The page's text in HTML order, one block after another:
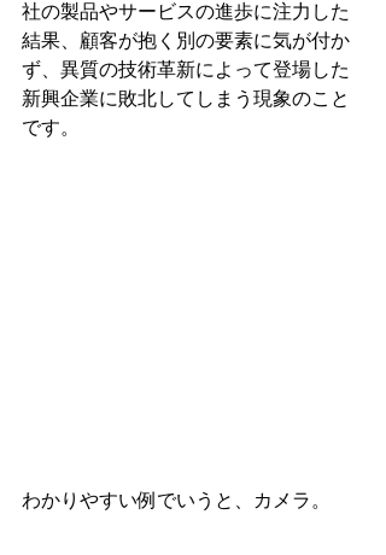
社の製品やサービスの進歩に注力した
結果、顧客が抱く別の要素に気が付か
ず、異質の技術革新によって登場した
新興企業に敗北してしまう現象のこと
です。
わかりやすい例でいうと、カメラ。